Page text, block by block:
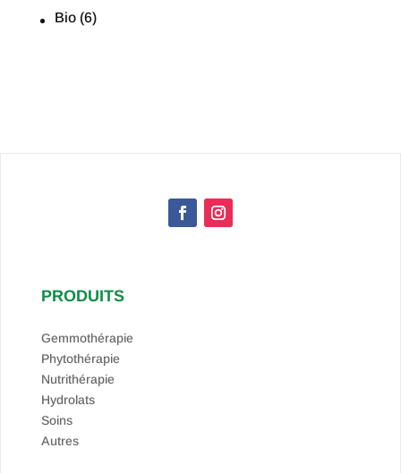
Labellisation
Bio (6)
PRODUITS
Gemmothérapie
Phytothérapie
Nutrithérapie
Hydrolats
Soins
Autres